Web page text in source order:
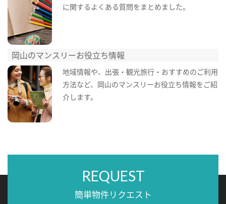
に関するよくある質問をまとめました。
岡山のマンスリーお役立ち情報
地域情報や、出張・観光旅行・おすすめのご利用
方法など、岡山のマンスリーお役立ち情報をご紹
介します。
REQUEST
簡単物件リクエスト